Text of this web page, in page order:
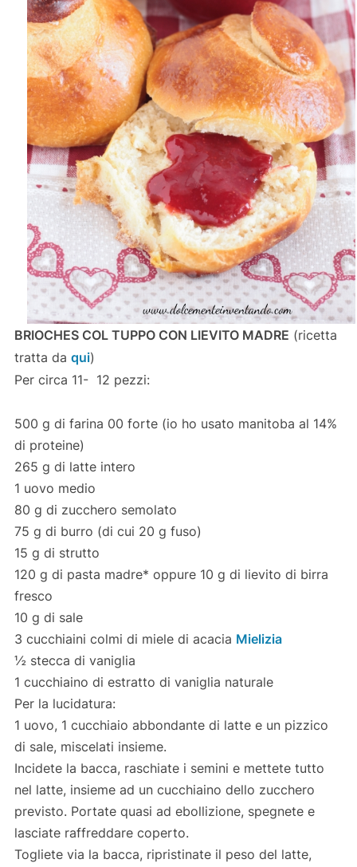
BRIOCHES COL TUPPO CON LIEVITO MADRE (ricetta
tratta da qui)
Per circa 11- 12 pezzi:
500 g di farina 00 forte (io ho usato manitoba al 14%
di proteine)
265 g di latte intero
1 uovo medio
80 g di zucchero semolato
75 g di burro (di cui 20 g fuso)
15 g di strutto
120 g di pasta madre* oppure 10 g di lievito di birra
fresco
10 g di sale
3 cucchiaini colmi di miele di acacia Mielizia
½ stecca di vaniglia
1 cucchiaino di estratto di vaniglia naturale
Per la lucidatura:
1 uovo, 1 cucchiaio abbondante di latte e un pizzico
di sale, miscelati insieme.
Incidete la bacca, raschiate i semini e mettete tutto
nel latte, insieme ad un cucchiaino dello zucchero
previsto. Portate quasi ad ebollizione, spegnete e
lasciate raffreddare coperto.
Togliete via la bacca, ripristinate il peso del latte,